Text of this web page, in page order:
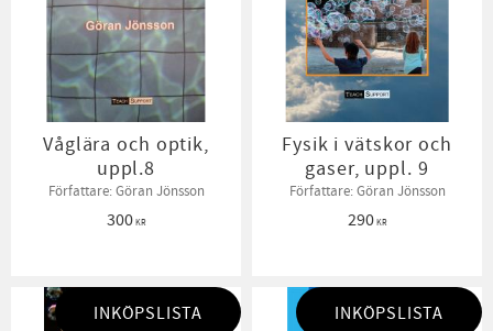
Våglära och optik,
uppl.8
Författare: Göran Jönsson
300KR
Fysik i vätskor och
gaser, uppl. 9
Författare: Göran Jönsson
290KR
INKÖPSLISTA INKÖPSLISTA